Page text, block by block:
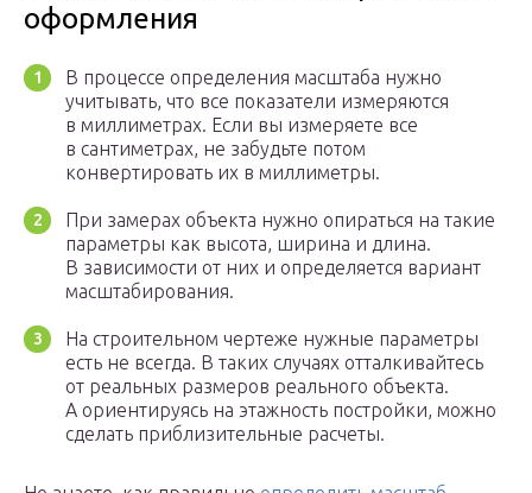
оформления
В процессе определения масштаба нужно
учитывать, что все показатели измеряются
в миллиметрах. Если вы измеряете все
в сантиметрах, не забудьте потом
конвертировать их в миллиметры.
При замерах объекта нужно опираться на такие
параметры как высота, ширина и длина.
В зависимости от них и определяется вариант
масштабирования.
На строительном чертеже нужные параметры
есть не всегда. В таких случаях отталкивайтесь
от реальных размеров реального объекта.
А ориентируясь на этажность постройки, можно
сделать приблизительные расчеты.